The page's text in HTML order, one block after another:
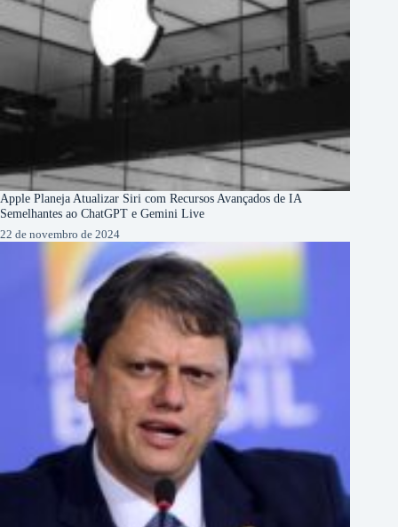
Apple Planeja Atualizar Siri com Recursos Avançados de IA
Semelhantes ao ChatGPT e Gemini Live
22 de novembro de 2024